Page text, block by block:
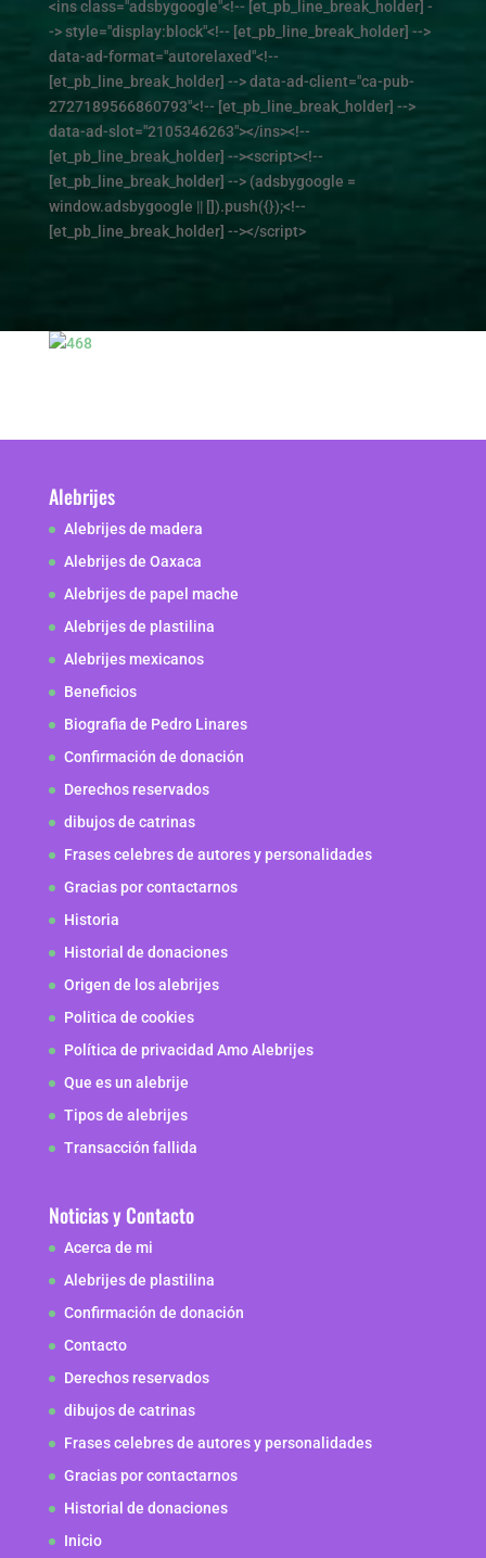
<ins class="adsbygoogle"<!-- [et_pb_line_break_holder] -
-> style="display:block"<!-- [et_pb_line_break_holder] -->
data-ad-format="autorelaxed"<!--
[et_pb_line_break_holder] --> data-ad-client="ca-pub-
2727189566860793"<!-- [et_pb_line_break_holder] -->
data-ad-slot="2105346263"></ins><!--
[et_pb_line_break_holder] --><script><!--
[et_pb_line_break_holder] --> (adsbygoogle =
window.adsbygoogle || []).push({});<!--
[et_pb_line_break_holder] --></script>
Alebrijes
Alebrijes de madera
Alebrijes de Oaxaca
Alebrijes de papel mache
Alebrijes de plastilina
Alebrijes mexicanos
Beneficios
Biografia de Pedro Linares
Confirmación de donación
Derechos reservados
dibujos de catrinas
Frases celebres de autores y personalidades
Gracias por contactarnos
Historia
Historial de donaciones
Origen de los alebrijes
Politica de cookies
Política de privacidad Amo Alebrijes
Que es un alebrije
Tipos de alebrijes
Transacción fallida
Noticias y Contacto
Acerca de mi
Alebrijes de plastilina
Confirmación de donación
Contacto
Derechos reservados
dibujos de catrinas
Frases celebres de autores y personalidades
Gracias por contactarnos
Historial de donaciones
Inicio